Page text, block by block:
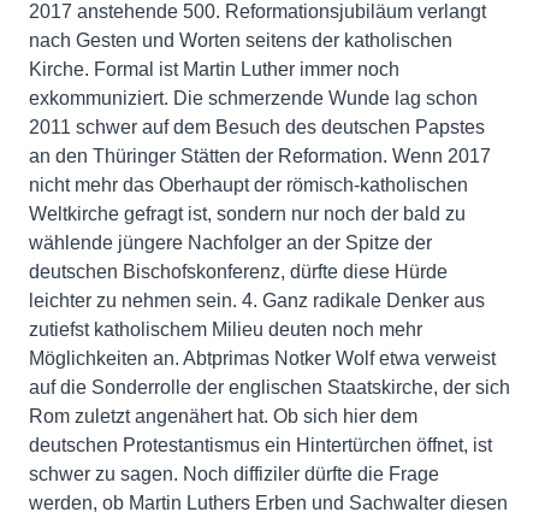
2017 anstehende 500. Reformationsjubiläum verlangt
nach Gesten und Worten seitens der katholischen
Kirche. Formal ist Martin Luther immer noch
exkommuniziert. Die schmerzende Wunde lag schon
2011 schwer auf dem Besuch des deutschen Papstes
an den Thüringer Stätten der Reformation. Wenn 2017
nicht mehr das Oberhaupt der römisch-katholischen
Weltkirche gefragt ist, sondern nur noch der bald zu
wählende jüngere Nachfolger an der Spitze der
deutschen Bischofskonferenz, dürfte diese Hürde
leichter zu nehmen sein. 4. Ganz radikale Denker aus
zutiefst katholischem Milieu deuten noch mehr
Möglichkeiten an. Abtprimas Notker Wolf etwa verweist
auf die Sonderrolle der englischen Staatskirche, der sich
Rom zuletzt angenähert hat. Ob sich hier dem
deutschen Protestantismus ein Hintertürchen öffnet, ist
schwer zu sagen. Noch diffiziler dürfte die Frage
werden, ob Martin Luthers Erben und Sachwalter diesen